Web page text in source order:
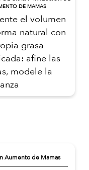
DE MAMAS
el volumen
natural con
grasa
afine las
modele la
Aumento de Mamas